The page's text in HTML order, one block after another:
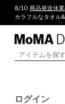
8/10 商品発送休
カラフルなタオル&
ログイン